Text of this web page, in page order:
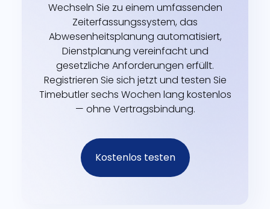
Wechseln Sie zu einem umfassenden
Zeiterfassungssystem, das
Abwesenheitsplanung automatisiert,
Dienstplanung vereinfacht und
gesetzliche Anforderungen erfüllt.
Registrieren Sie sich jetzt und testen Sie
Timebutler sechs Wochen lang kostenlos
— ohne Vertragsbindung.
Kostenlos testen